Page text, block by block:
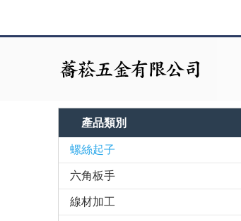
產品類別
螺絲起子
六角板手
線材加工